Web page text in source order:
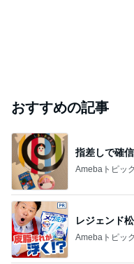
おすすめの記事
指差しで確
Amebaトピッ
レジェンド
Amebaトピッ